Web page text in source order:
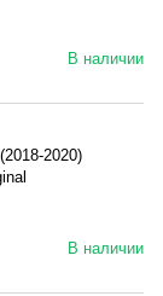
В наличии
2020)
В наличии